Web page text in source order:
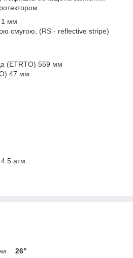
1 мм
смугою, (RS - reflective stripe)
(ETRTO) 559 мм
47 мм.
атм.
26"